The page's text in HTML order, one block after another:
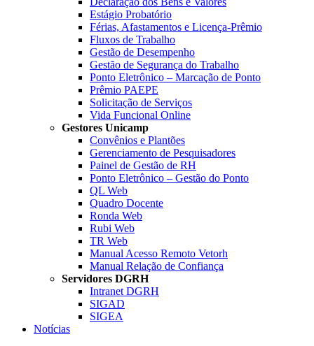
Estágio Probatório
Férias, Afastamentos e Licença-Prêmio
Fluxos de Trabalho
Gestão de Desempenho
Gestão de Segurança do Trabalho
Ponto Eletrônico – Marcação de Ponto
Prêmio PAEPE
Solicitação de Serviços
Vida Funcional Online
Gestores Unicamp
Convênios e Plantões
Gerenciamento de Pesquisadores
Painel de Gestão de RH
Ponto Eletrônico – Gestão do Ponto
QL Web
Quadro Docente
Ronda Web
Rubi Web
TR Web
Manual Acesso Remoto Vetorh
Manual Relação de Confiança
Servidores DGRH
Intranet DGRH
SIGAD
SIGEA
Notícias